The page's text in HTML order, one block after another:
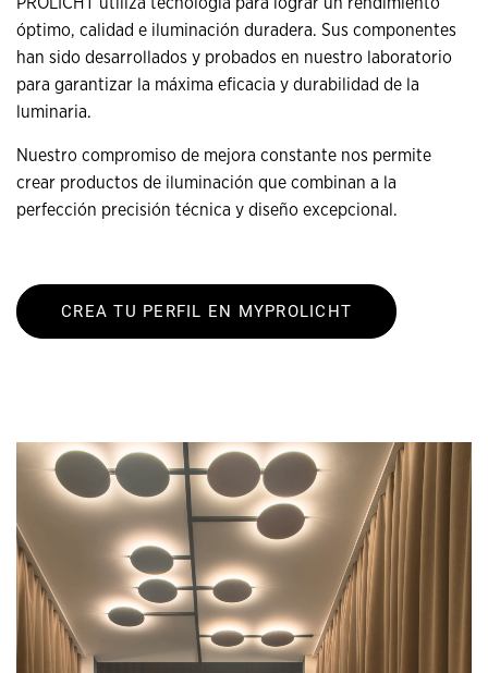
óptimo, calidad e iluminación duradera. Sus componentes
han sido desarrollados y probados en nuestro laboratorio
para garantizar la máxima eficacia y durabilidad de la
luminaria.
Nuestro compromiso de mejora constante nos permite
crear productos de iluminación que combinan a la
perfección precisión técnica y diseño excepcional.
CREA TU PERFIL EN MYPROLICHT